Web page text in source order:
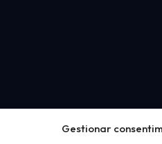
Gestionar